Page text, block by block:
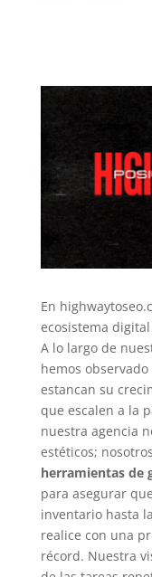
En
ecosistema
A lo largo de
hemos
estancan su
que escalen a la
nuestra agencia
estéticos; nosotros
herramientas de
para asegurar
inventario hasta
realice con una
récord. Nuestra